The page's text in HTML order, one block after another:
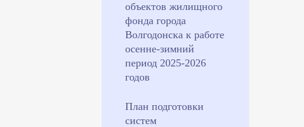
объектов жилищного
фонда города
Волгодонска к работе
осенне-зимний
период 2025-2026
годов
План подготовки
систем